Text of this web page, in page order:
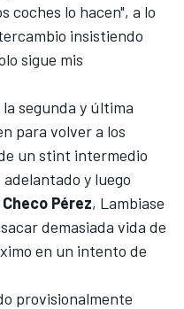
coches lo hacen", a lo
insistiendo
sigue mis
segunda y última
para volver a los
un stint intermedio
y luego
Checo Pérez, Lambiase
demasiada vida de
en un intento de
provisionalmente